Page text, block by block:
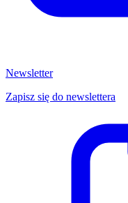
Newsletter
Zapisz się do newslettera